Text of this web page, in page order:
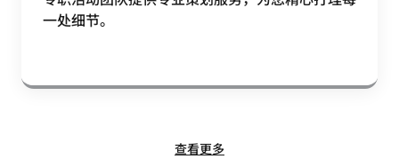
一处细节。
查看更多